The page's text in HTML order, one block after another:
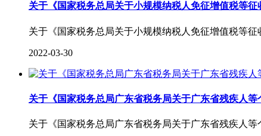
关于《国家税务总局关于小规模纳税人免征增值税等
关于《国家税务总局关于小规模纳税人免征增值税等
2022-03-30
关于《国家税务总局广东省税务局关于广东省残疾人
关于《国家税务总局广东省税务局关于广东省残疾人